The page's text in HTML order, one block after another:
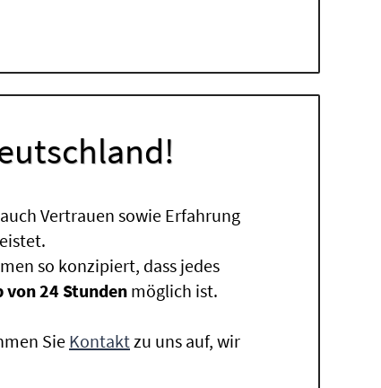
Vertrauen sowie Erfahrung
so konzipiert, dass jedes
24 Stunden möglich ist.
Sie Kontaktzu uns auf, wir